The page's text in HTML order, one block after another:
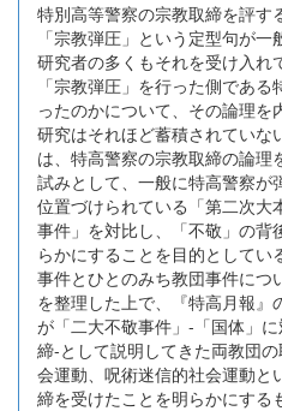
特別高等警察の宗教取締を評す
「宗教弾圧」という定型句が一
研究者の多くもそれを受け入れ
「宗教弾圧」を行った側であ
ったのかについて、その論理を
研究はそれほど蓄積されていな
は、特高警察の宗教取締の論
試みとして、一般に特高警察が
位置づけられている「第二次大
事件」を対比し、「不敬」の背
らかにすることを目的としてい
事件とひとのみち教団事件につ
を整理した上で、『特高月報
が「二大不敬事件」-「国体」
締-として説明してきた両教団
会運動、呪術迷信的社会運動と
締を受けたことを明らかにする